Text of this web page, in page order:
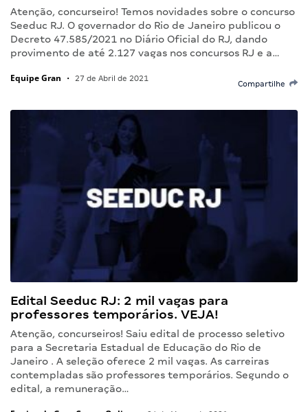
Atenção, concurseiro! Temos novidades sobre o concurso
Seeduc RJ. O governador do Rio de Janeiro publicou o
Decreto 47.585/2021 no Diário Oficial do RJ, dando
provimento de até 2.127 vagas nos concursos RJ e a…
Equipe Gran • 27 de Abril de 2021
Compartilhe
Edital Seeduc RJ: 2 mil vagas para
professores temporários. VEJA!
Atenção, concurseiros! Saiu edital de processo seletivo
para a Secretaria Estadual de Educação do Rio de
Janeiro . A seleção oferece 2 mil vagas. As carreiras
contempladas são professores temporários. Segundo o
edital, a remuneração…